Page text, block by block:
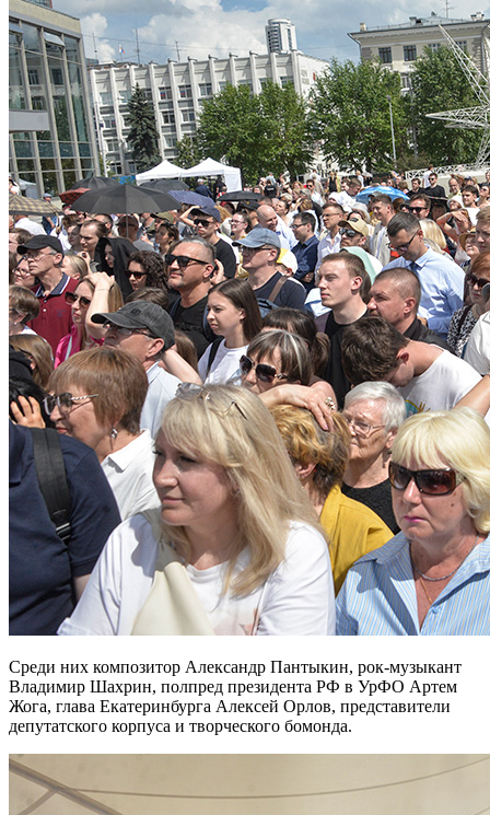
Среди них композитор Александр Пантыкин, рок-музыкант
Владимир Шахрин, полпред президента РФ в УрФО Артем
Жога, глава Екатеринбурга Алексей Орлов, представители
депутатского корпуса и творческого бомонда.